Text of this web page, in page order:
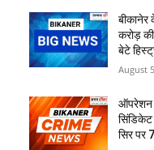
बीकानेर
करोड़
बेटे
August
ऑपरेशन
सिंडिकेट
सिर पर